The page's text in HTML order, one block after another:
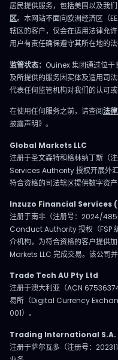
居民提供服务，包括美国以及我
区。本网站不面向欧洲经济区（
辖区的客户，仅会在适用法律允
用户有责任确保遵守其所在地的法
监管状态： Ouinex 集团通过位于
及所提供的服务因实体及适用司
代表任何监管机构对我们的认可或
在使用任何服务之前，请查阅法
披露声明》。
Global Markets LLC
注册于圣文森特和格林纳丁斯（
Services Authority 授权开展外
符合资格的司法辖区提供数字资产
Inzuzo Financial Services
注册于南非（注册号：2024/
Conduct Authority 授权（FSP
介机构，为符合资格的客户提供
Markets LLC 完成交易。该公司
Trade Tech AU Pty Ltd
注册于澳大利亚（ACN
易所（Digital Currency
001）。
Trading International S.A.
注册于萨尔瓦多（注册号：